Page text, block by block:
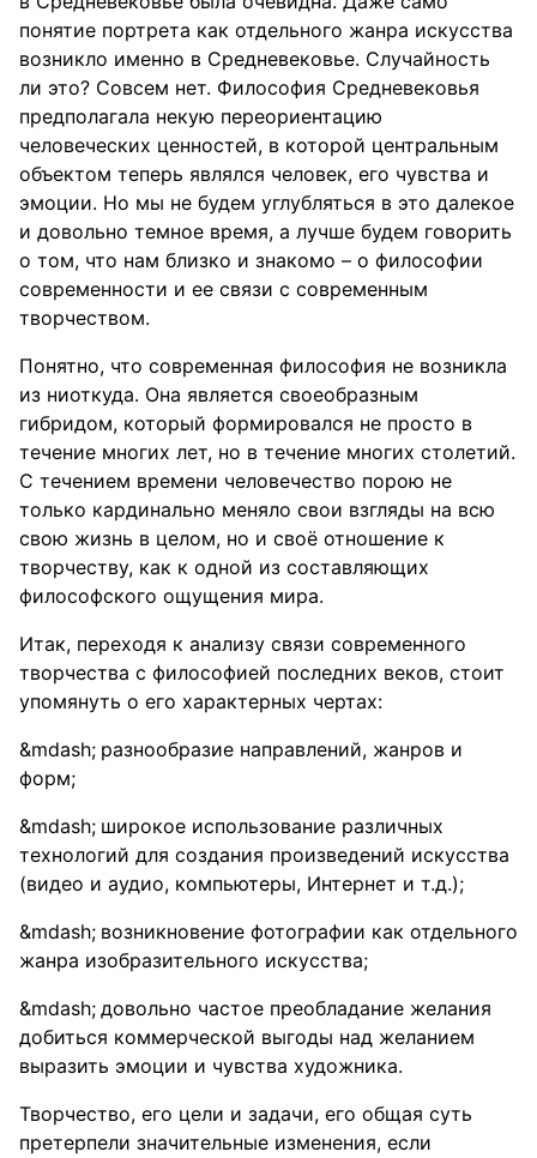
понятие портрета как отдельного жанра искусства
возникло именно в Средневековье. Случайность
ли это? Совсем нет. Философия Средневековья
предполагала некую переориентацию
человеческих ценностей, в которой центральным
объектом теперь являлся человек, его чувства и
эмоции. Но мы не будем углубляться в это далекое
и довольно темное время, а лучше будем говорить
о том, что нам близко и знакомо – о философии
современности и ее связи с современным
творчеством.
Понятно, что современная философия не возникла
из ниоткуда. Она является своеобразным
гибридом, который формировался не просто в
течение многих лет, но в течение многих столетий.
С течением времени человечество порою не
только кардинально меняло свои взгляды на всю
свою жизнь в целом, но и своё отношение к
творчеству, как к одной из составляющих
философского ощущения мира.
Итак, переходя к анализу связи современного
творчества с философией последних веков, стоит
упомянуть о его характерных чертах:
разнообразие направлений, жанров и
форм;
широкое использование различных
технологий для создания произведений искусства
(видео и аудио, компьютеры, Интернет и т.д.);
возникновение фотографии как отдельного
жанра изобразительного искусства;
довольно частое преобладание желания
добиться коммерческой выгоды над желанием
выразить эмоции и чувства художника.
Творчество, его цели и задачи, его общая суть
претерпели значительные изменения, если